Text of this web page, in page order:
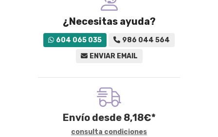
¿Necesitas ayuda?
604 065 035
986 044 564
ENVIAR EMAIL
Envío desde 8,18€*
consulta condiciones